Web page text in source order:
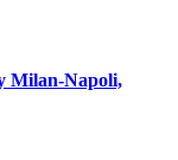
Milan-Napoli,